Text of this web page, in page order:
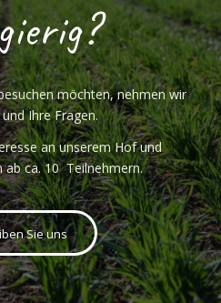
möchten, nehmen wir
Ihre Fragen.
an unserem Hof und
ab ca. 10 Teilnehmern.
Sie uns